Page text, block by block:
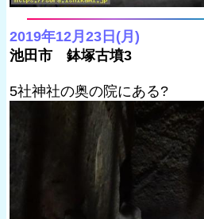
2019年12月23日(月)
池田市 鉢塚古墳3
5社神社の奥の院にある?